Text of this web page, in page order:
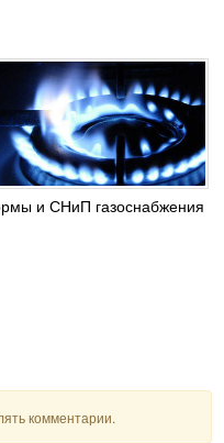
и СНиП газоснабжения
комментарии.